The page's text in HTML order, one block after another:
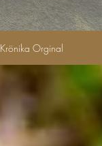
Krönika Orginal